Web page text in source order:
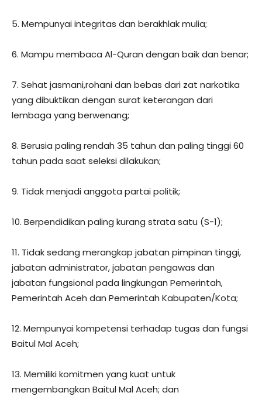
5. Mempunyai integritas dan berakhlak mulia;
6. Mampu membaca Al-Quran dengan baik dan benar;
7. Sehat jasmani,rohani dan bebas dari zat narkotika
yang dibuktikan dengan surat keterangan dari
lembaga yang berwenang;
8. Berusia paling rendah 35 tahun dan paling tinggi 60
tahun pada saat seleksi dilakukan;
9. Tidak menjadi anggota partai politik;
10. Berpendidikan paling kurang strata satu (S-1);
11. Tidak sedang merangkap jabatan pimpinan tinggi,
jabatan administrator, jabatan pengawas dan
jabatan fungsional pada lingkungan Pemerintah,
Pemerintah Aceh dan Pemerintah Kabupaten/Kota;
12. Mempunyai kompetensi terhadap tugas dan fungsi
Baitul Mal Aceh;
13. Memiliki komitmen yang kuat untuk
mengembangkan Baitul Mal Aceh; dan